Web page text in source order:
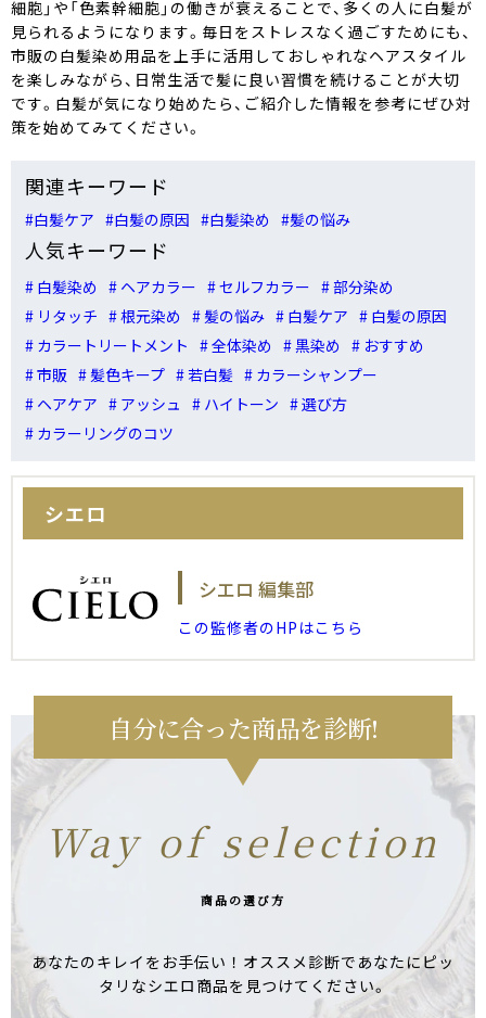
細胞」や「色素幹細胞」の働きが衰えることで、多くの人に白髪が
見られるようになります。毎日をストレスなく過ごすためにも、
市販の白髪染め用品を上手に活用しておしゃれなヘアスタイル
を楽しみながら、日常生活で髪に良い習慣を続けることが大切
です。白髪が気になり始めたら、ご紹介した情報を参考にぜひ対
策を始めてみてください。
関連キーワード
#白髪ケア #白髪の原因 #白髪染め #髪の悩み
人気キーワード
# 白髪染め # ヘアカラー # セルフカラー # 部分染め
# リタッチ # 根元染め # 髪の悩み # 白髪ケア # 白髪の原因
# カラートリートメント
# 全体染め # 黒染め
# おすすめ
# 市販 # 髪色キープ # 若白髪 # カラーシャンプー
# ヘアケア # アッシュ # ハイトーン # 選び方
# カラーリングのコツ
シエロ
シエロ 編集部
この監修者のHPはこちら
自分に合った商品を診断!
Way of selection
商品の選び方
あなたのキレイをお手伝い！オススメ診断であなたにピッ
タリなシエロ商品を見つけてください。